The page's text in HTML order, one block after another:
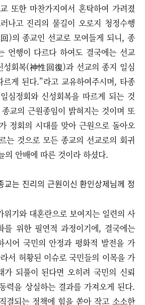
또한 마찬가지여서 혼탁하여 가려졌
나고 진리의 물길이 오로지 청정수행
)의 종교인 선교로 모여들게 되니, 종
언행이 다르다 하여도 결국에는 선교
회복(神性回復)과 선교의 종지 일심
게 된다.”라고 교유하여주시며, 타종
심정회와 신성회복을 따르게 되는 것
교의 근원종임이 밝혀지는 것이며 또
정회의 시대를 맞아 근원으로 돌아오
는 것으로 모든 종교의 선교로의 회귀
의 안배에 따른 것이라 하셨다.
교는 진리의 근원이신 환인상제님께 정
위기와 대혼란으로 보여지는 일련의 사
를 위한 필연적 과정이기에, 결국에는
시어 국민의 안정과 평화적 발전을 가
서 허황된 이슈로 국민들의 이목을 가
가 되풀이 된다면 오히려 국민의 신뢰
력을 상실하는 결과를 가져오게 된다.
결되는 정책에 힘을 쏟아 작고 소소한